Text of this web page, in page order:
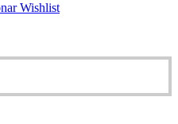
Wishlist